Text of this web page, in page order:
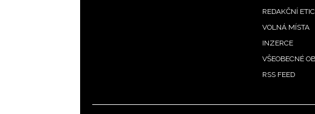
REDAKČNÍ
VOLNÁ MÍSTA
INZERCE
VŠEOBECNÉ
RSS FEED